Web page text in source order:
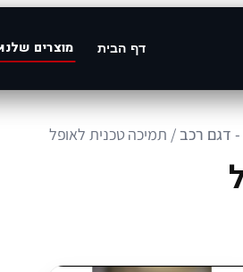
דף הבית מוצרים שלנו
דגם רכב / תמיכה טכנית לאופל